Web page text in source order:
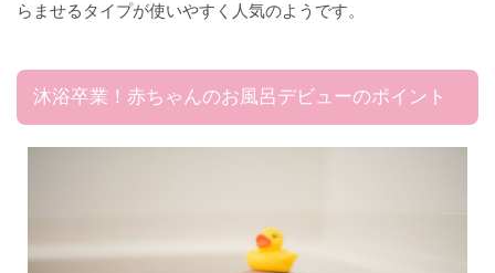
らませるタイプが使いやすく人気のようです。
沐浴卒業！赤ちゃんのお風呂デビューのポイント